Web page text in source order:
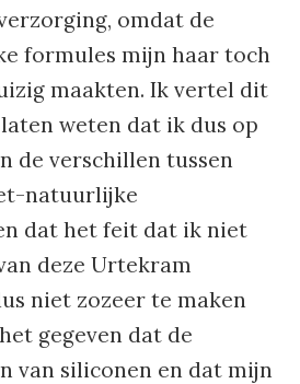
omdat de
formules mijn haar toch
maakten. Ik vertel dit
weten dat ik dus op
de verschillen tussen
natuurlijke
dat het feit dat ik niet
deze Urtekram
niet zozeer te maken
gegeven dat de
van siliconen en dat mijn